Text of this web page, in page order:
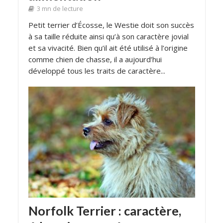
3 mn de lecture
Petit terrier d’Écosse, le Westie doit son succès
à sa taille réduite ainsi qu’à son caractère jovial
et sa vivacité. Bien qu’il ait été utilisé à l’origine
comme chien de chasse, il a aujourd’hui
développé tous les traits de caractère...
Norfolk Terrier : caractère,